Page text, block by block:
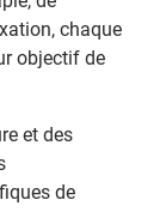
chaque
objectif de
et des
de